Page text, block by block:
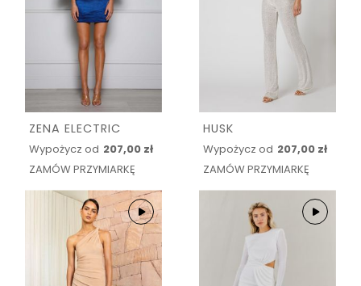
ZENA ELECTRIC
Wypożycz od 207,00 zł
ZAMÓW PRZYMIARKĘ
HUSK
Wypożycz od 207,00 zł
ZAMÓW PRZYMIARKĘ